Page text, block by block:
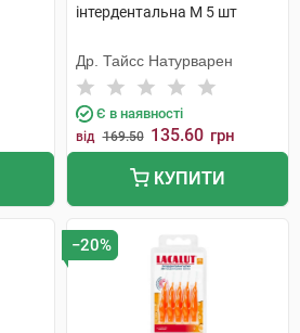
інтердентальна М 5 шт
Др. Тайсс Натурварен
Є в наявності
від 169.50 135.60 грн
КУПИТИ
−20%